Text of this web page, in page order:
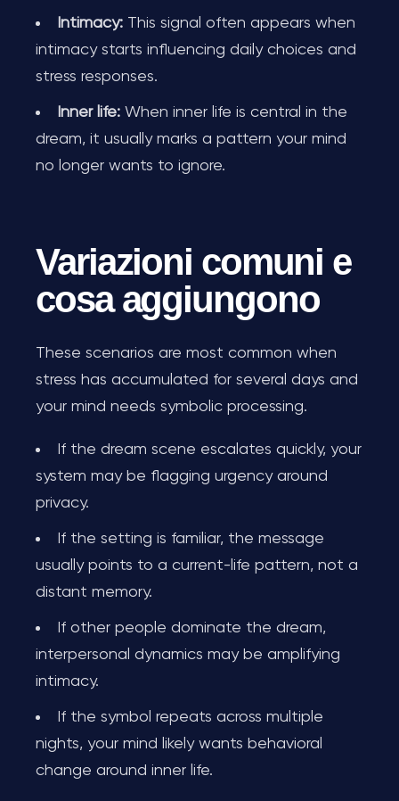
Intimacy: This signal often appears when
intimacy starts influencing daily choices and
stress responses.
Inner life: When inner life is central in the
dream, it usually marks a pattern your mind
no longer wants to ignore.
Variazioni comuni e
cosa aggiungono
These scenarios are most common when
stress has accumulated for several days and
your mind needs symbolic processing.
If the dream scene escalates quickly, your
system may be flagging urgency around
privacy.
If the setting is familiar, the message
usually points to a current-life pattern, not a
distant memory.
If other people dominate the dream,
interpersonal dynamics may be amplifying
intimacy.
If the symbol repeats across multiple
nights, your mind likely wants behavioral
change around inner life.